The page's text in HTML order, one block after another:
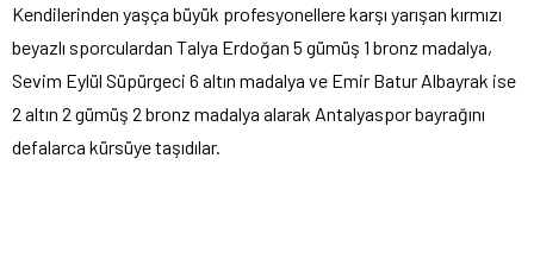
Kendilerinden yaşça büyük profesyonellere karşı yarışan kırmızı
beyazlı sporculardan Talya Erdoğan 5 gümüş 1 bronz madalya,
Sevim Eylül Süpürgeci 6 altın madalya ve Emir Batur Albayrak ise
2 altın 2 gümüş 2 bronz madalya alarak Antalyaspor bayrağını
defalarca kürsüye taşıdılar.